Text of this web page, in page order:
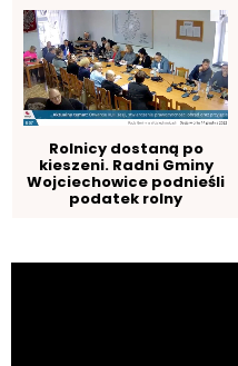
Rolnicy dostaną po
kieszeni. Radni Gminy
Wojciechowice podnieśli
podatek rolny